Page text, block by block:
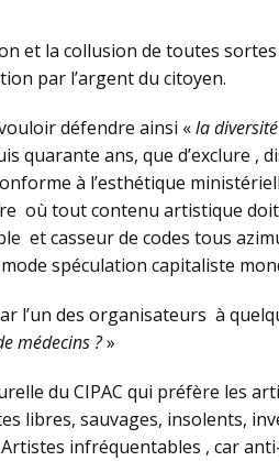
et la collusion de toutes
par l’argent du citoyen.
défendre ainsi «la
quarante ans, que d’exclure
à l’esthétique
où tout contenu artistique
et casseur de codes tous
spéculation capitaliste
l’un des organisateurs à
médecins ?»
du CIPAC qui préfère les
libres, sauvages, insolents,
infréquentables , car